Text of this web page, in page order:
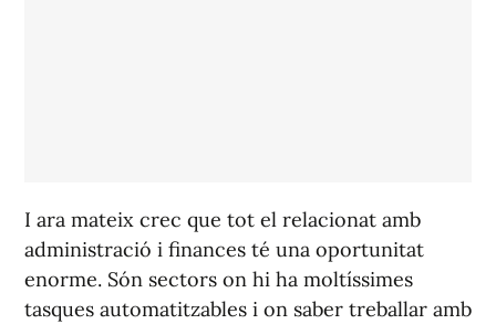
I ara mateix crec que tot el relacionat amb
administració i finances té una oportunitat
enorme. Són sectors on hi ha moltíssimes
tasques automatitzables i on saber treballar amb